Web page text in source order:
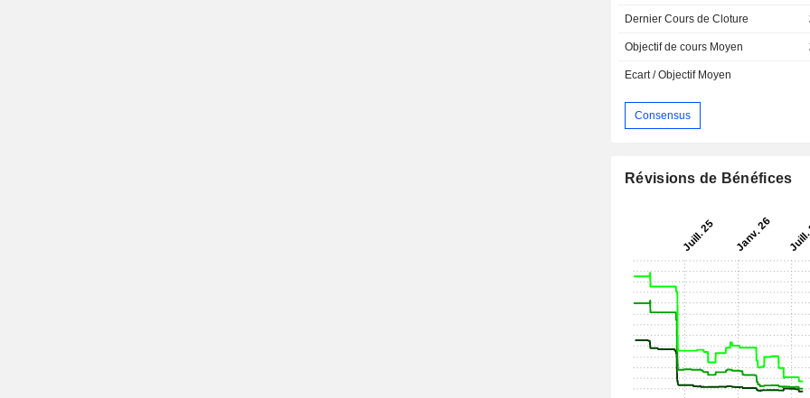
Dernier Cours de Cloture
Objectif de cours Moyen
Ecart / Objectif Moyen
Consensus
Révisions de Bénéfices